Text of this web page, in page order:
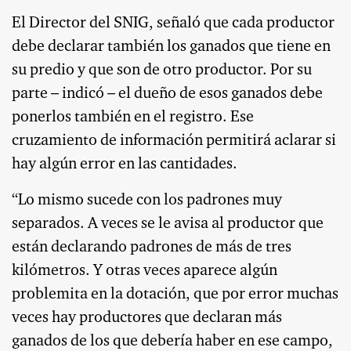
El Director del SNIG, señaló que cada productor
debe declarar también los ganados que tiene en
su predio y que son de otro productor. Por su
parte – indicó – el dueño de esos ganados debe
ponerlos también en el registro. Ese
cruzamiento de información permitirá aclarar si
hay algún error en las cantidades.
“Lo mismo sucede con los padrones muy
separados. A veces se le avisa al productor que
están declarando padrones de más de tres
kilómetros. Y otras veces aparece algún
problemita en la dotación, que por error muchas
veces hay productores que declaran más
ganados de los que debería haber en ese campo,